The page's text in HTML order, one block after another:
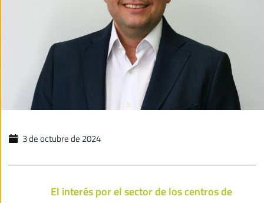
3 de octubre de 2024
El interés por el sector de los centros de